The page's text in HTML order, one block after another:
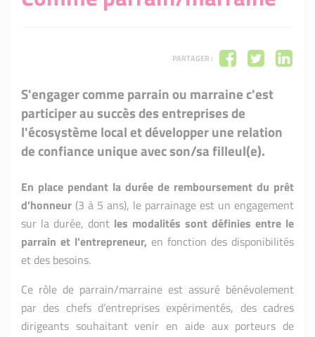
PARTAGER :
S'engager comme parrain ou marraine c'est
participer au succès des entreprises de
l'écosystème local et développer une relation
de confiance unique avec son/sa filleul(e).
En place pendant la durée de remboursement du prêt
d'honneur (3 à 5 ans), le parrainage est un engagement
sur la durée, dont les modalités sont définies entre le
parrain et l'entrepreneur, en fonction des disponibilités
et des besoins.
Ce rôle de parrain/marraine est assuré bénévolement
par des chefs d’entreprises expérimentés, des cadres
dirigeants souhaitant venir en aide aux porteurs de